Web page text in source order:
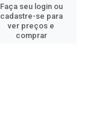
Faça seu login ou
cadastre-se para
ver preços e
comprar